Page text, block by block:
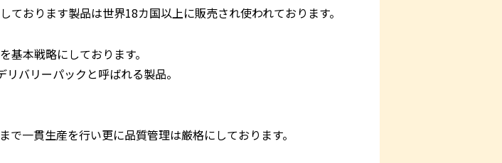
おります製品は世界18カ国以上に販売され使われております。
本戦略にしております。
バリーパックと呼ばれる製品。
一貫生産を行い更に品質管理は厳格にしております。